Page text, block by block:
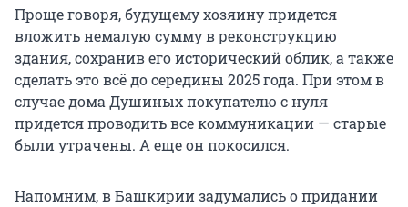
Проще говоря, будущему хозяину придется
вложить немалую сумму в реконструкцию
здания, сохранив его исторический облик, а также
сделать это всё до середины 2025 года. При этом в
случае дома Душиных покупателю с нуля
придется проводить все коммуникации — старые
были утрачены. А еще он покосился.
Напомним, в Башкирии задумались о придании